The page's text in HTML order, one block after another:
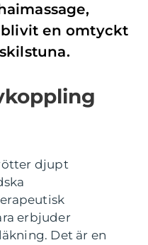
en omtyckt
djupt
erbjuder
Det är en